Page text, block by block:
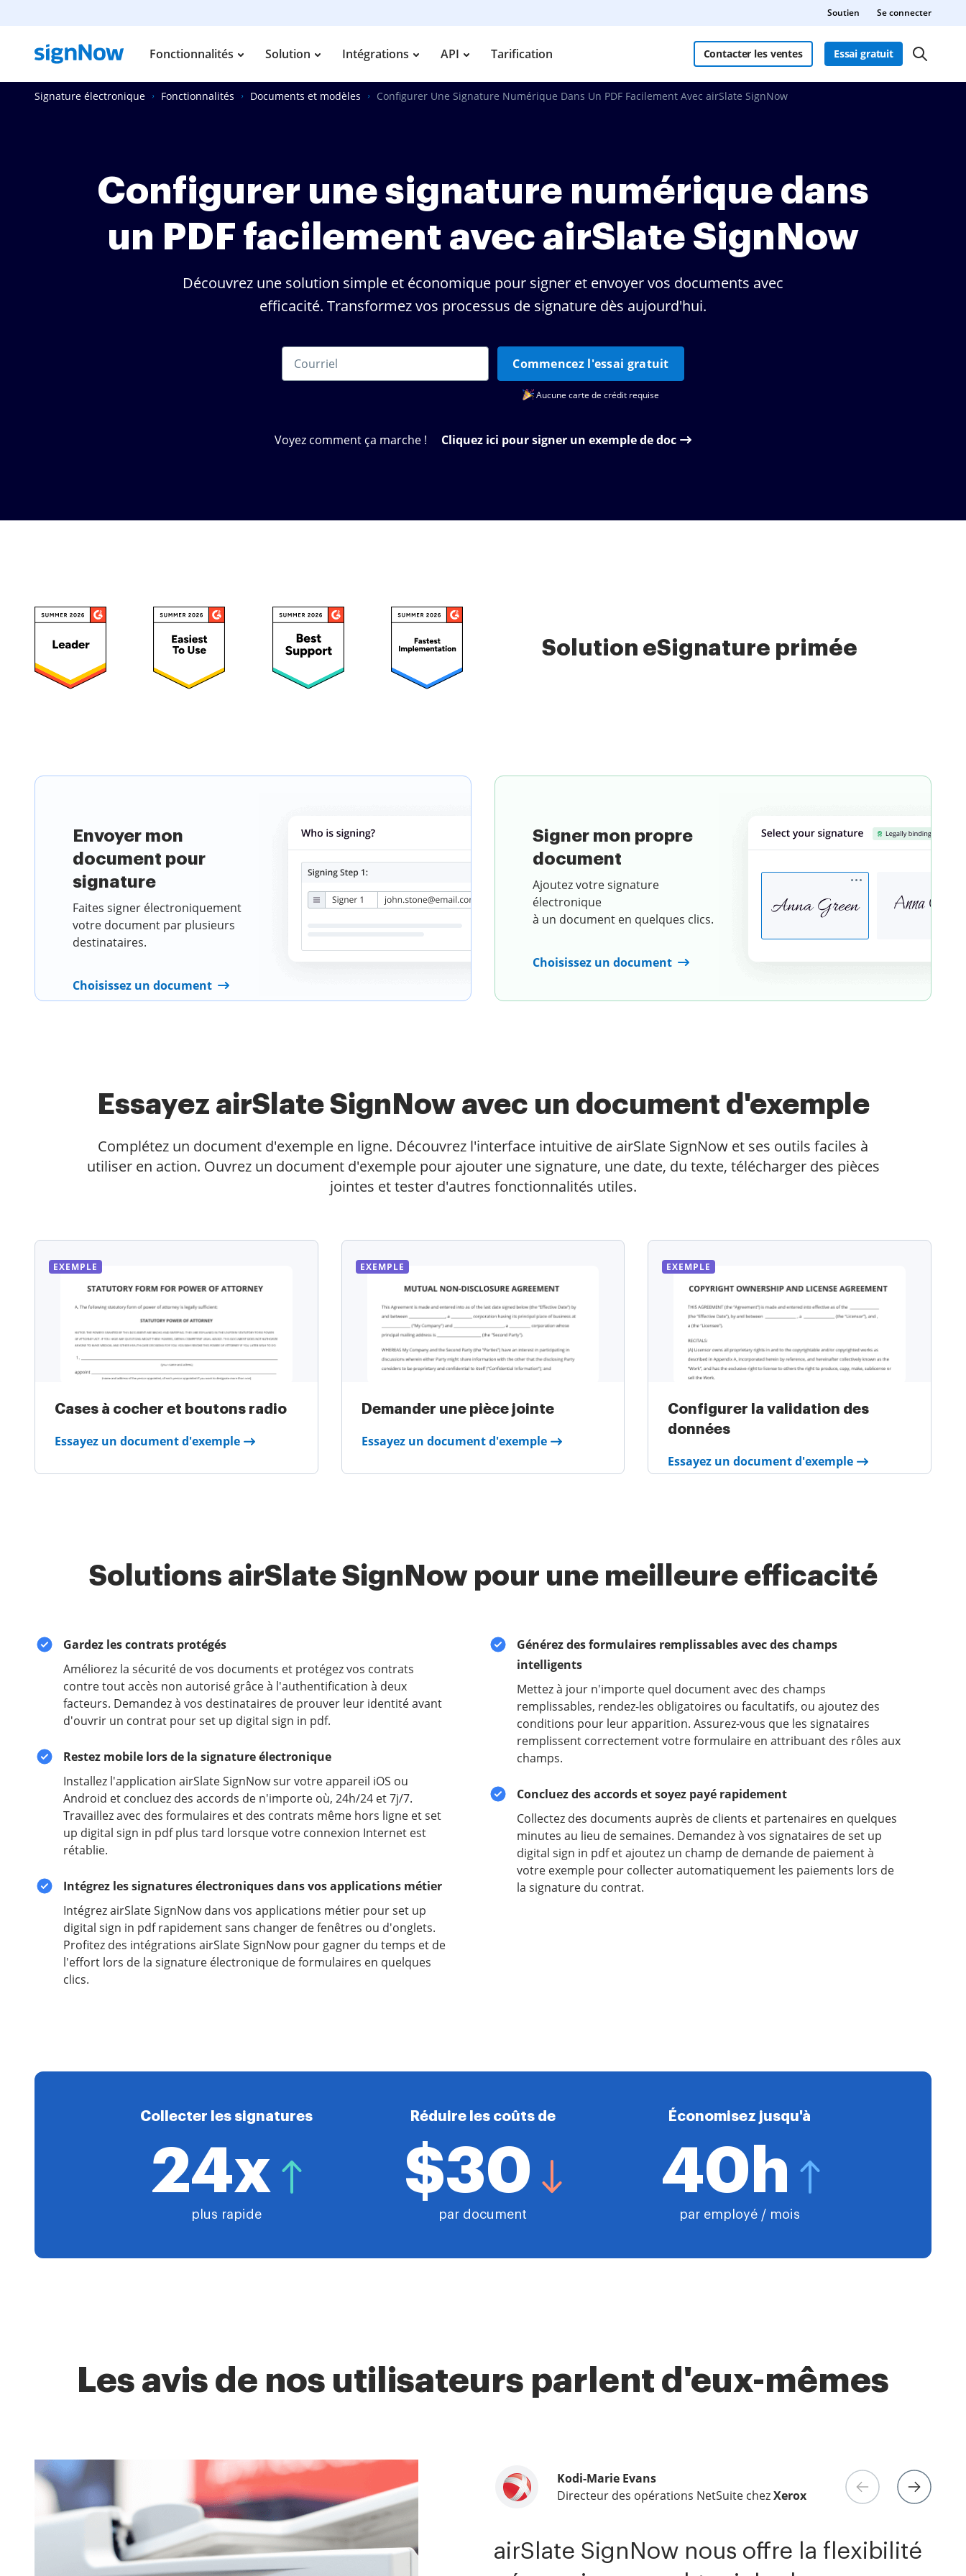
Soutien Se connecter
Fonctionnalités Solution Intégrations API Tarification Contacter les ventes Essai gratuit
Signature électronique Fonctionnalités Documents et modèles Configurer Une Signature Numérique Dans Un PDF Facilement Avec airSlate SignNow
Configurer une signature numérique dans
un PDF facilement avec airSlate SignNow
Découvrez une solution simple et économique pour signer et envoyer vos documents avec
efficacité. Transformez vos processus de signature dès aujourd'hui.
Commencez l'essai gratuit
Aucune carte de crédit requise
Voyez comment ça marche ! Cliquez ici pour signer un exemple de doc
Solution eSignature primée
Envoyer mon
document pour
signature
Faites signer électroniquement
votre document par plusieurs
destinataires.
Choisissez un document
Signer mon propre
document
Ajoutez votre signature
électronique
à un document en quelques clics.
Choisissez un document
Essayez airSlate SignNow avec un document d'exemple
Complétez un document d'exemple en ligne. Découvrez l'interface intuitive de airSlate SignNow et ses outils faciles à
utiliser en action. Ouvrez un document d'exemple pour ajouter une signature, une date, du texte, télécharger des pièces
jointes et tester d'autres fonctionnalités utiles.
EXEMPLE
Cases à cocher et boutons radio
Essayez un document d'exemple
EXEMPLE
Demander une pièce jointe
Essayez un document d'exemple
EXEMPLE
Configurer la validation des
données
Essayez un document d'exemple
Solutions airSlate SignNow pour une meilleure efficacité
Gardez les contrats protégés
Améliorez la sécurité de vos documents et protégez vos contrats
contre tout accès non autorisé grâce à l'authentification à deux
facteurs. Demandez à vos destinataires de prouver leur identité avant
d'ouvrir un contrat pour set up digital sign in pdf.
Restez mobile lors de la signature électronique
Installez l'application airSlate SignNow sur votre appareil iOS ou
Android et concluez des accords de n'importe où, 24h/24 et 7j/7.
Travaillez avec des formulaires et des contrats même hors ligne et set
up digital sign in pdf plus tard lorsque votre connexion Internet est
rétablie.
Intégrez les signatures électroniques dans vos applications métier
Intégrez airSlate SignNow dans vos applications métier pour set up
digital sign in pdf rapidement sans changer de fenêtres ou d'onglets.
Profitez des intégrations airSlate SignNow pour gagner du temps et de
l'effort lors de la signature électronique de formulaires en quelques
clics.
Générez des formulaires remplissables avec des champs
intelligents
Mettez à jour n'importe quel document avec des champs
remplissables, rendez-les obligatoires ou facultatifs, ou ajoutez des
conditions pour leur apparition. Assurez-vous que les signataires
remplissent correctement votre formulaire en attribuant des rôles aux
champs.
Concluez des accords et soyez payé rapidement
Collectez des documents auprès de clients et partenaires en quelques
minutes au lieu de semaines. Demandez à vos signataires de set up
digital sign in pdf et ajoutez un champ de demande de paiement à
votre exemple pour collecter automatiquement les paiements lors de
la signature du contrat.
Collecter les signatures
24x
plus rapide
Réduire les coûts de
$30
par document
Économisez jusqu'à
40h
par employé / mois
Les avis de nos utilisateurs parlent d'eux-mêmes
Kodi-Marie Evans
Directeur des opérations NetSuite chezXerox
airSlate SignNow nous offre la flexibilité
Samantha Jo
Partenaire Entreprise Client chezYelp
airSlate SignNow m'a facilité la vie. C'est
Megan Bond
Gestion du marketing numérique chezElectrolux
Ce logiciel a ajouté de la valeur à notre